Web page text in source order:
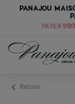
PANAJOU
PAYER
chevron_left Retour